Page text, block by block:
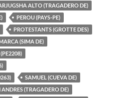
ALTO (TRAGADERO DE)
PEROU (PAYS-PE)
PROTESTANTS (GROTTE DES)
(SIMA DE)
SAMUEL (CUEVA DE)
ANDRES (TRAGADERO DE)